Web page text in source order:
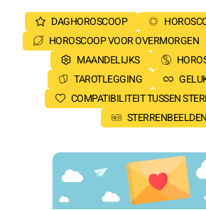
DAGHOROSCOOP
HOROSCOOP VOOR OVERMORGEN
MAANDELIJKS
TAROTLEGGING
COMPATIBILITEIT TUSSEN
STERRENBEELDEN